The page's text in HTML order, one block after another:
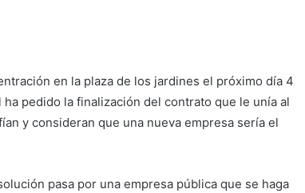
en la plaza de los jardines el próximo día 4
pedido la finalización del contrato que le unía al
y consideran que una nueva empresa sería el
pasa por una empresa pública que se haga